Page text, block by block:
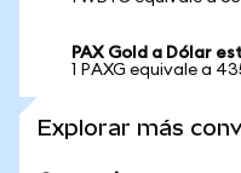
PAX Gold a Dólar
1 PAXG equivale a
Explorar más